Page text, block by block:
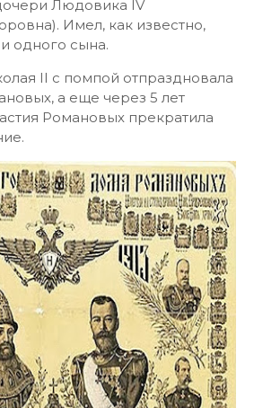
Людовика IV
Имел, как известно,
одного сына.
II с помпой отпраздновала
а еще через 5 лет
Романовых прекратила